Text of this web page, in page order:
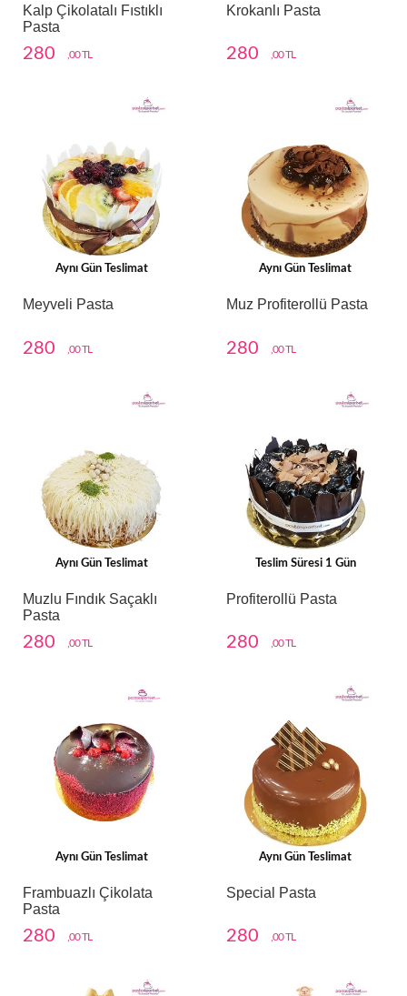
Kalp Çikolatalı Fıstıklı
Pasta
280 ,00 TL
Krokanlı Pasta
280 ,00 TL
Aynı Gün Teslimat
Meyveli Pasta
280 ,00 TL
Aynı Gün Teslimat
Muz Profiterollü Pasta
280 ,00 TL
Aynı Gün Teslimat
Muzlu Fındık Saçaklı
Pasta
280 ,00 TL
Teslim Süresi 1 Gün
Profiterollü Pasta
280 ,00 TL
Aynı Gün Teslimat
Frambuazlı Çikolata
Pasta
280 ,00 TL
Aynı Gün Teslimat
Special Pasta
280 ,00 TL